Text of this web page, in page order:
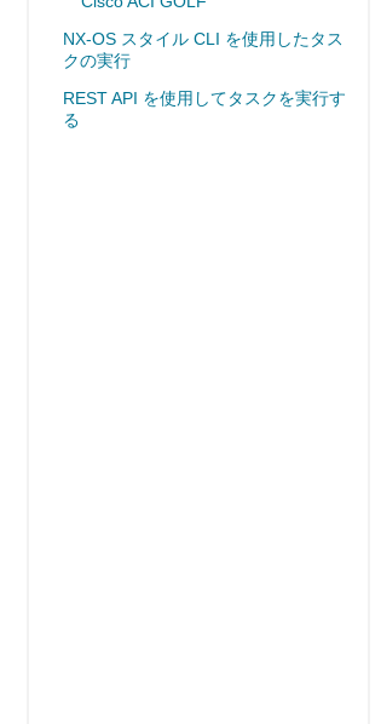
NX-OS スタイル CLI を使用したタス
クの実行
REST API を使用してタスクを実行す
る